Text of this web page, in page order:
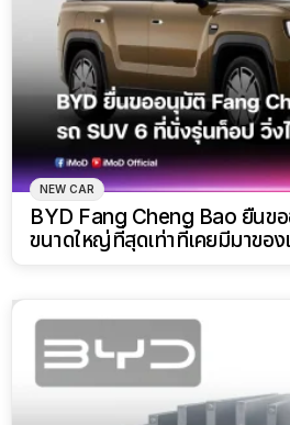
NEW CAR
BYD Fang Cheng Bao ยื่นข
ขนาดใหญ่ที่สุดเท่าที่เคยมีมาขอ